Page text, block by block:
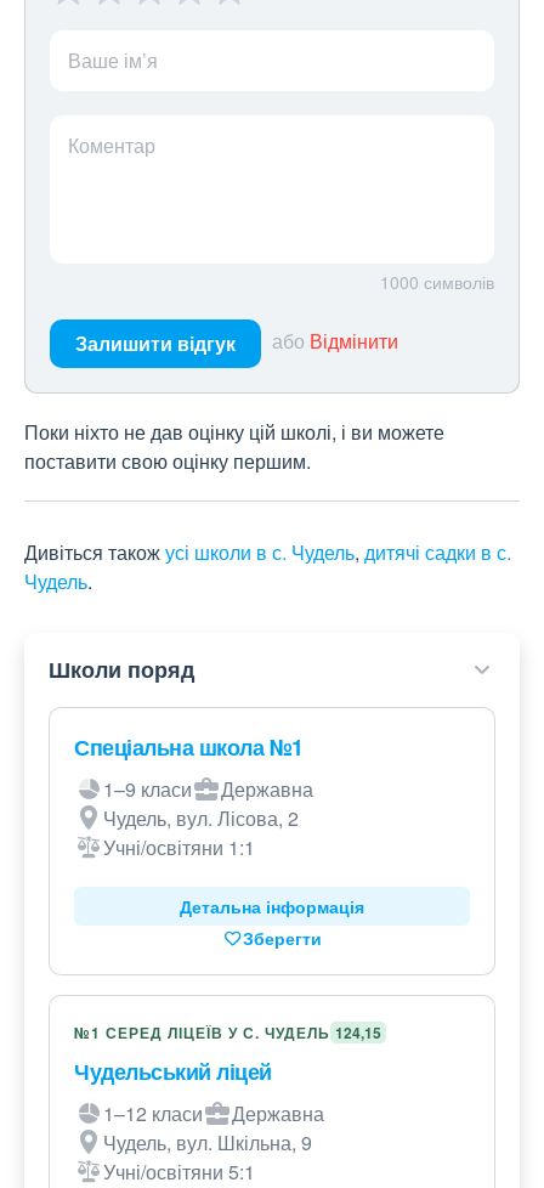
Ваше ім’я
Коментар
1000 символів
Залишити відгук або Відмінити
Поки ніхто не дав оцінку цій школі, і ви можете
поставити свою оцінку першим.
Дивіться такожусі школи в с. Чудель, дитячі садки в с.
Чудель.
Школи поряд
Спеціальна школа №1
1–9 класи
Державна
Чудель, вул. Лісова, 2
Учні/освітяни 1:1
Детальна інформація
Зберегти
№1 СЕРЕД ЛІЦЕЇВ У С. ЧУДЕЛЬ 124,15
Чудельський ліцей
1–12 класи
Державна
Чудель, вул. Шкільна, 9
Учні/освітяни 5:1